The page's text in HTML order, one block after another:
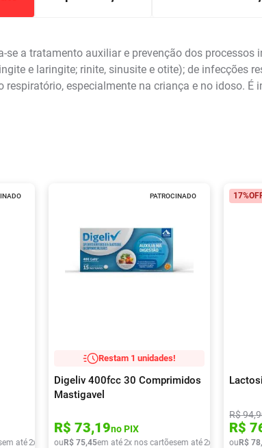
se a tratamento auxiliar e prevenção dos
e laringite; rinite, sinusite e otite); de infecções
respiratório, especialmente na criança e no idoso.
em até2x de R$ 30,96
PATROCINADO
Restam 1 unidades!
Digeliv 400fcc 30 Comprimidos
Mastigavel
R$ 73,19no PIX
ou R$ 75,45em até2x nos cartõesem até2x de R$ 37,72
17%
R$94,
R$
ou R$ 78